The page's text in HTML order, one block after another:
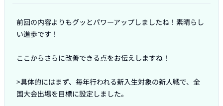
前回の内容よりもグッとパワーアップしましたね！素晴らし
い進歩です！
ここからさらに改善できる点をお伝えしますね！
>具体的にはまず、毎年行われる新入生対象の新人戦で、全
国大会出場を目標に設定しました。